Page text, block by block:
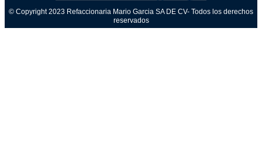
© Copyright 2023 Refaccionaria Mario Garcia SA DE CV- Todos los derechos
reservados